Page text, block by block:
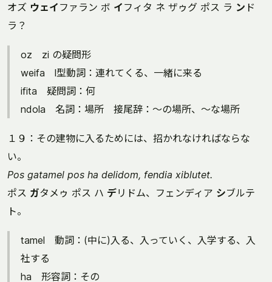
オズ ウェイ ファラン ボ イ フィタ ネ ザゥグ ポス ラ ン ド
ラ？
oz zi の疑問形
weifa l型動詞：連れてくる、一緒に来る
ifita 疑問詞：何
ndola 名詞：場所 接尾辞：～の場所、～な場所
１９：その建物に入るためには、招かれなければならな
い。
Pos gatamel pos ha delidom, fendia xiblutet.
ポス ガタメゥ ポス ハ デリドム、フェンディア シブルテ
ト。
tamel 動詞：(中に)入る、入っていく、入学する、入
社する
ha 形容詞：その